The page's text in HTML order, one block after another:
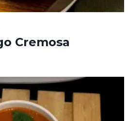
Cremosa